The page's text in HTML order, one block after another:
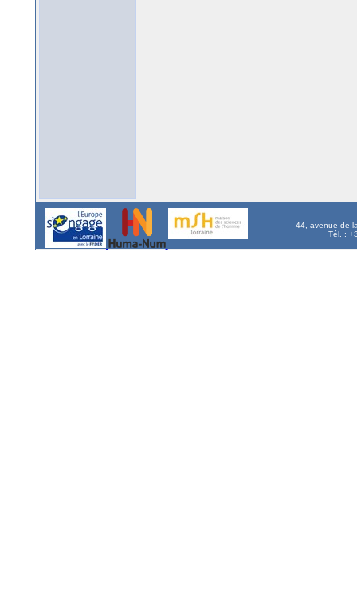
44, avenue de
Tél. :